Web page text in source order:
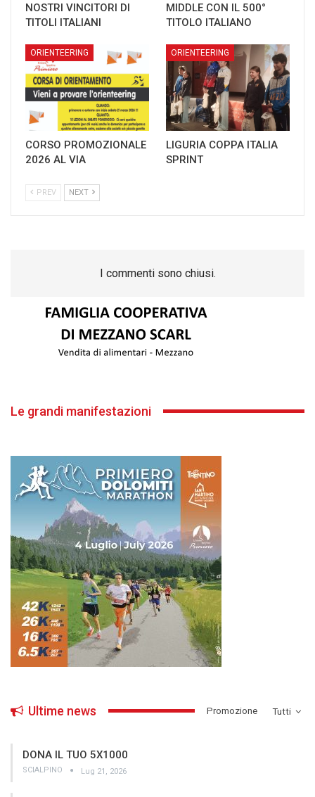
NOSTRI VINCITORI DI
TITOLI ITALIANI
MIDDLE CON IL 500°
TITOLO ITALIANO
ORIENTEERING
CORSO PROMOZIONALE
2026 AL VIA
ORIENTEERING
LIGURIA COPPA ITALIA
SPRINT
PREV NEXT
I commenti sono chiusi.
Le grandi manifestazioni
Tutti
Ultime news ­Promozione
DONA IL TUO 5X1000
SCIALPINO Lug 21, 2026